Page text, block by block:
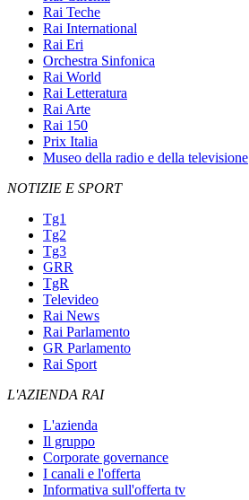
Rai Teche
Rai International
Rai Eri
Orchestra Sinfonica
Rai World
Rai Letteratura
Rai Arte
Rai 150
Prix Italia
Museo della radio e della televisione
NOTIZIE E SPORT
Tg1
Tg2
Tg3
GRR
TgR
Televideo
Rai News
Rai Parlamento
GR Parlamento
Rai Sport
L'AZIENDA RAI
L'azienda
Il gruppo
Corporate governance
I canali e l'offerta
Informativa sull'offerta tv